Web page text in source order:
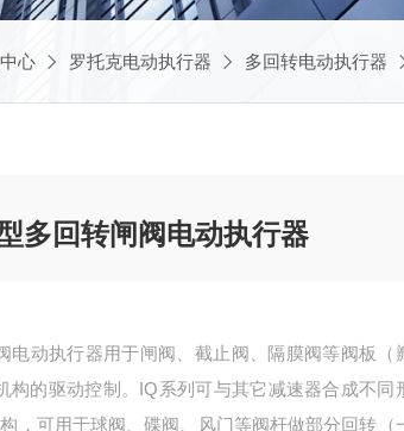
心 罗托克电动执行器 多回转电动执行器
多回转闸阀电动执行器
电动执行器用于闸阀、截止阀、隔膜阀等阀板（
构的驱动控制。IQ系列可与其它减速器合成不同
，可用于球阀、碟阀、风门等阀杆做部分回转（